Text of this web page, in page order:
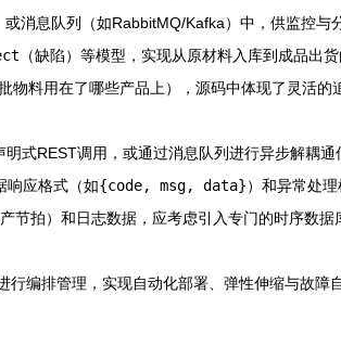
消息队列（如RabbitMQ/Kafka）中，供监控与
（缺陷）等模型，实现从原材料入库到成品出
料用在了哪些产品上），源码中体现了灵活的
式REST调用，或通过消息队列进行异步解耦通
响应格式（如{code, msg, data}）和异常处理
节拍）和日志数据，应考虑引入专门的时序数
编排管理，实现自动化部署、弹性伸缩与故